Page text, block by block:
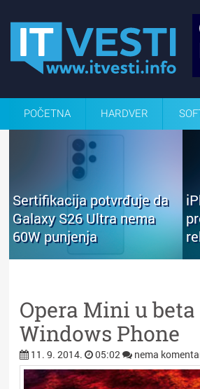
POČETNA HARDVER
Sertifikacija potvrđuje da
Galaxy S26 Ultra nema
60W punjenja
Opera Mini u
Windows Phone
11. 9. 2014. 05:02 nema